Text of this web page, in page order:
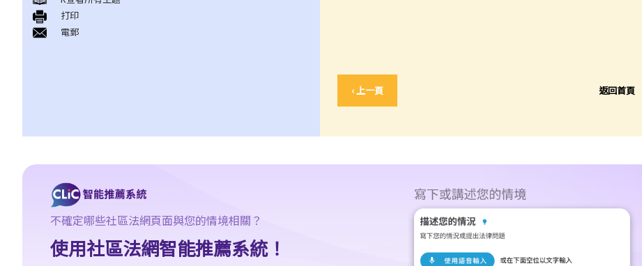
‹ 上一頁 返回首頁
1. 在擠迫的港鐵車廂內，有人以私人部位觸碰我的身體，這算不算
B. 同意
I. 受害人不同意
III. 由衷相信取得受害人的同意
打印
電郵
不確定哪些社區法網頁面與您的情境相關？
使用社區法網智能推薦系統！